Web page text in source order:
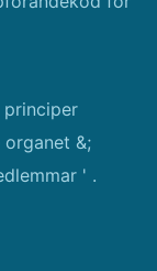
principer
&;
' .